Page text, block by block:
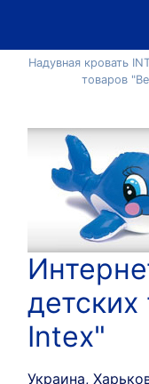
Надувная кровать
товаров
Intex"
Украина,